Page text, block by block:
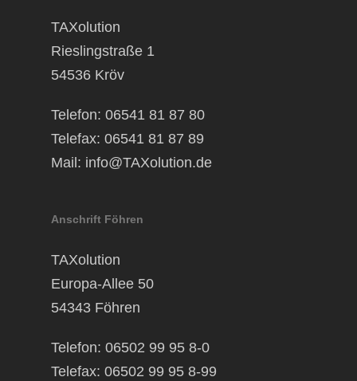
TAXolution
Rieslingstraße 1
54536 Kröv
Telefon: 06541 81 87 80
Telefax: 06541 81 87 89
Mail: info@TAXolution.de
Anschrift Föhren
TAXolution
Europa-Allee 50
54343 Föhren
Telefon: 06502 99 95 8-0
Telefax: 06502 99 95 8-99